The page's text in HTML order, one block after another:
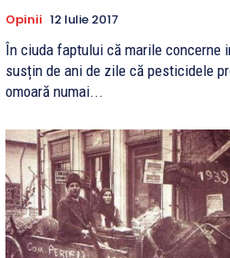
Opinii 12 Iulie 2017
În ciuda faptului că marile concerne
susțin de ani de zile că pesticidele
omoară numai...